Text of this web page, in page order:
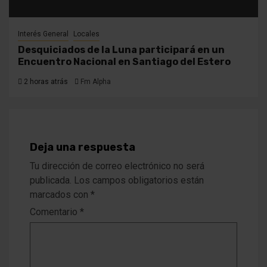
Interés General Locales
Desquiciados de la Luna participará en un
Encuentro Nacional en Santiago del Estero
2 horas atrás Fm Alpha
Deja una respuesta
Tu dirección de correo electrónico no será
publicada. Los campos obligatorios están
marcados con *
Comentario *